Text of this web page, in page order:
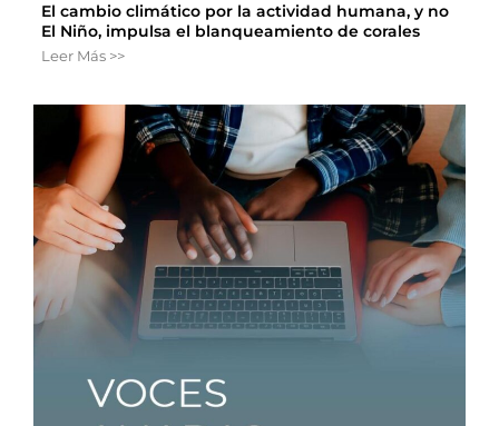
El cambio climático por la actividad humana, y no
El Niño, impulsa el blanqueamiento de corales
Leer Más >>